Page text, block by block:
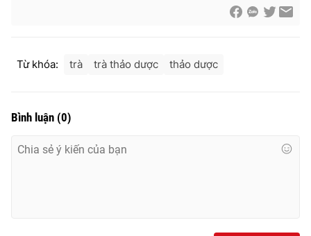
Từ khóa: trà trà thảo dược thảo dược
Bình luận (0)